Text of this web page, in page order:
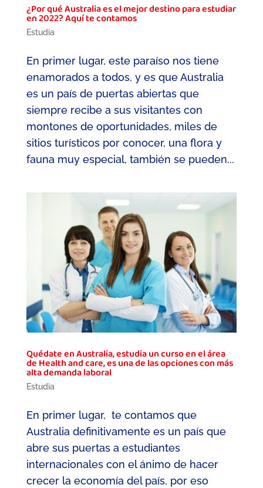
¿Por qué Australia es el mejor destino para estudiar
en 2022? Aquí te contamos
Estudia
En primer lugar, este paraíso nos tiene
enamorados a todos, y es que Australia
es un país de puertas abiertas que
siempre recibe a sus visitantes con
montones de oportunidades, miles de
sitios turísticos por conocer, una flora y
fauna muy especial, también se pueden...
Quédate en Australia, estudia un curso en el área
de Health and care, es una de las opciones con más
alta demanda laboral
Estudia
En primer lugar, te contamos que
Australia definitivamente es un país que
abre sus puertas a estudiantes
internacionales con el ánimo de hacer
crecer la economía del país, por eso